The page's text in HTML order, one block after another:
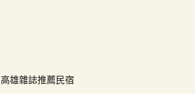
高雄雜誌推薦民宿